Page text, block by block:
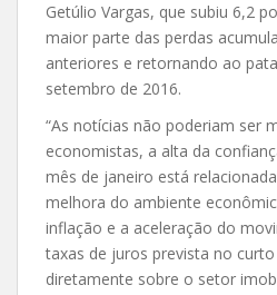
Getúlio Vargas, que subiu 6,2
maior parte das perdas
anteriores e retornando ao
setembro de 2016.
“As notícias não poderiam ser
economistas, a alta da
mês de janeiro está
melhora do ambiente
inflação e a aceleração do
taxas de juros prevista no
diretamente sobre o setor